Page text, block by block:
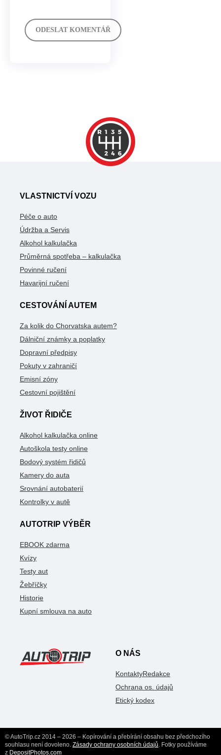
VLASTNICTVÍ VOZU
Péče o auto
Údržba a Servis
Alkohol kalkulačka
Průměrná spotřeba – kalkulačka
Povinné ručení
Havarijní ručení
CESTOVÁNÍ AUTEM
Za kolik do Chorvatska autem?
Dálniční známky a poplatky
Dopravní předpisy
Pokuty v zahraničí
Emisní zóny
Cestovní pojištění
ŽIVOT ŘIDIČE
Alkohol kalkulačka online
Autoškola testy online
Bodový systém řidičů
Kamery do auta
Srovnání autobaterií
Kontrolky v autě
AUTOTRIP VÝBĚR
EBOOK zdarma
Kvízy
Testy aut
Žebříčky
Historie
Kupní smlouva na auto
O NÁS
KontaktyRedakce
Ochrana os. údajů
Etický kodex
© AutoTrip.cz 2014 – 2026 – Kopírování a přebírání obsahu bez předchozího
souhlasu není dovoleno. Zásady ochrany osobních údajů. Fotky používáme
z DepositPhotos.com